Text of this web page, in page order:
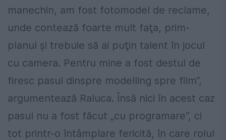
manechin, am fost fotomodel de reclame,
unde contează foarte mult faţa, prim-
planul şi trebuie să ai puţin talent în jocul
cu camera. Pentru mine a fost destul de
firesc pasul dinspre modelling spre film“,
argumentează Raluca. Însă nici în acest caz
pasul nu a fost făcut „cu programare“, ci
tot printr-o întâmplare fericită, în care rolul